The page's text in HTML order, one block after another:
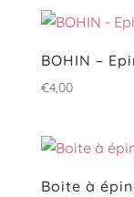
BOHIN –
€4,00
Boite à